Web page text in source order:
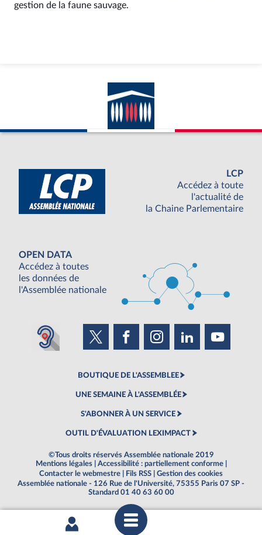
gestion de la faune sauvage.
LCP
Accédez à toute
l'actualité de
la Chaine Parlementaire
OPEN DATA
Accédez à toutes
les données de
l'Assemblée nationale
BOUTIQUE DE L'ASSEMBLEE
UNE SEMAINE À L'ASSEMBLÉE
S'ABONNER À UN SERVICE
OUTIL D'ÉVALUATION LEXIMPACT
©Tous droits réservés Assemblée nationale 2019
Mentions légales
Accessibilité : partiellement conforme
Contacter le webmestre
Fils RSS
Gestion des cookies
Assemblée nationale - 126 Rue de l'Université, 75355 Paris 07 SP -
Standard 01 40 63 60 00